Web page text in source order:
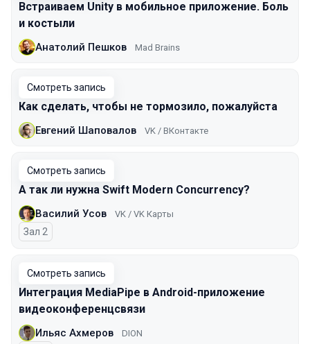
Встраиваем Unity в мобильное приложение. Боль
и костыли
Анатолий Пешков Mad Brains
Смотреть запись
Как сделать, чтобы не тормозило, пожалуйста
Евгений Шаповалов VK / ВКонтакте
Смотреть запись
А так ли нужна Swift Modern Concurrency?
Василий Усов VK / VK Карты
Зал 2
Смотреть запись
Интеграция MediaPipe в Android-приложение
видеоконференцсвязи
Ильяс Ахмеров DION